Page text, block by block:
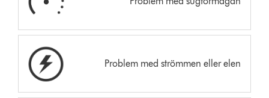
Problem med strömmen eller elen